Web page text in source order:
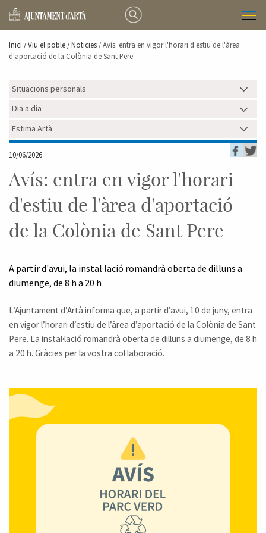
Inici /Viu el poble / Noticies / Avís: entra en vigor l'horari d'estiu de l'àrea
d'aportació de la Colònia de Sant Pere
Situacions personals
Dia a dia
Estima Artà
10/06/2026
Avís: entra en vigor l'horari
d'estiu de l'àrea d'aportació
de la Colònia de Sant Pere
A partir d'avui, la instal·lació romandrà oberta de dilluns a
diumenge, de 8 h a 20 h
L’Ajuntament d’Artà informa que, a partir d’avui, 10 de juny, entra
en vigor l’horari d’estiu de l’àrea d’aportació de la Colònia de Sant
Pere. La instal·lació romandrà oberta de dilluns a diumenge, de 8 h
a 20 h. Gràcies per la vostra col·laboració.